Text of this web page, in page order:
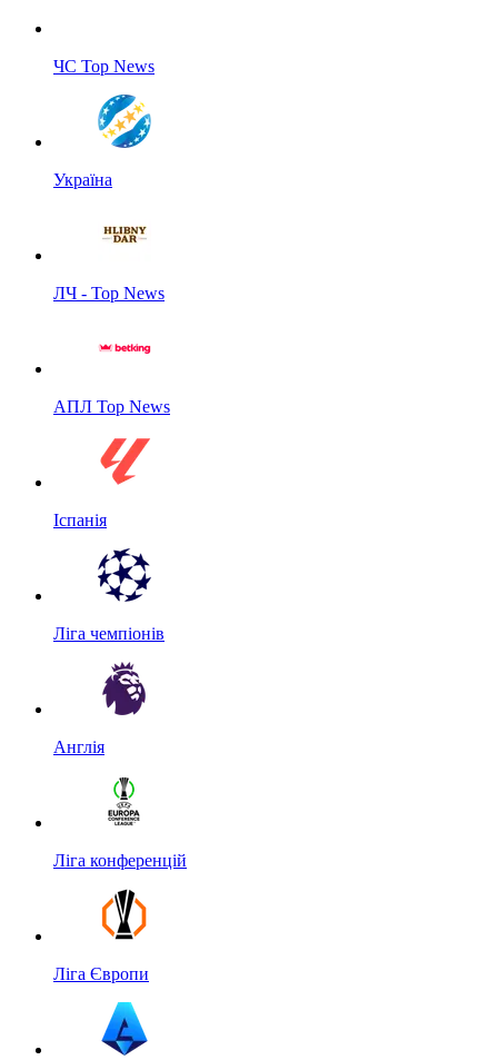
ЧС Top News
Україна
ЛЧ - Top News
АПЛ Top News
Іспанія
Ліга чемпіонів
Англія
Ліга конференцій
Ліга Європи